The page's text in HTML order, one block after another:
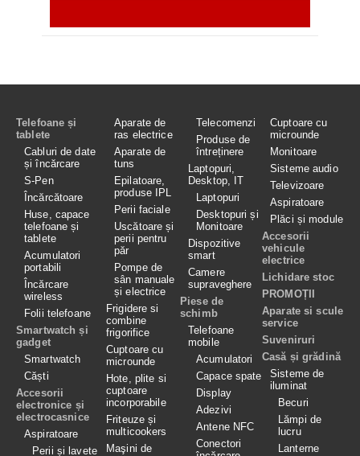
Telefoane și
tablete
Cabluri de date
și încărcare
S-Pen
Încărcătoare
Huse, capace
telefoane și
tablete
Acumulatori
portabili
Încărcare
wireless
Folii telefoane
Smartwatch și
gadget
Smartwatch
Căști
Accesorii
electronice și
electrocasnice
Aspiratoare
Perii și lavete
Aparate de
ras electrice
Aparate de
tuns
Epilatoare,
produse IPL
Perii faciale
Uscătoare și
perii pentru
păr
Pompe de
sân manuale
și electrice
Frigidere si
combine
frigorifice
Cuptoare cu
microunde
Hote, plite si
cuptoare
incorporabile
Friteuze și
multicookers
Maşini de
Telecomenzi
Produse de
întreținere
Laptopuri,
Desktop, IT
Laptopuri
Desktopuri și
Monitoare
Dispozitive
smart
Camere
supraveghere
Piese de
schimb
Telefoane
mobile
Acumulatori
Capace spate
Display
Adezivi
Antene NFC
Conectori
Cuptoare cu
microunde
Monitoare
Sisteme audio
Televizoare
Aspiratoare
Plăci și module
Accesorii
vehicule
electrice
Lichidare stoc
PROMOȚII
Aparate si scule
service
Suveniruri
Casă și grădină
Sisteme de
iluminat
Becuri
Lămpi de
lucru
Lanterne